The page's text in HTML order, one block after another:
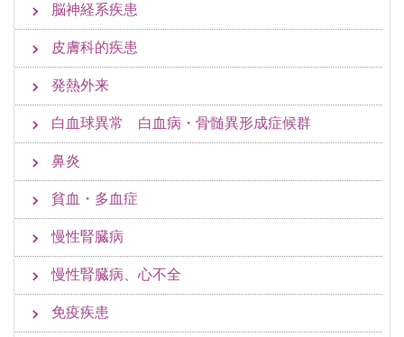
脳神経系疾患
皮膚科的疾患
発熱外来
白血球異常 白血病・骨髄異形成症候群
鼻炎
貧血・多血症
慢性腎臓病
慢性腎臓病、心不全
免疫疾患